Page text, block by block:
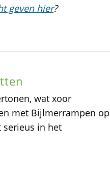
geven hier?
wat xoor
met Bijlmerrampen op
serieus in het